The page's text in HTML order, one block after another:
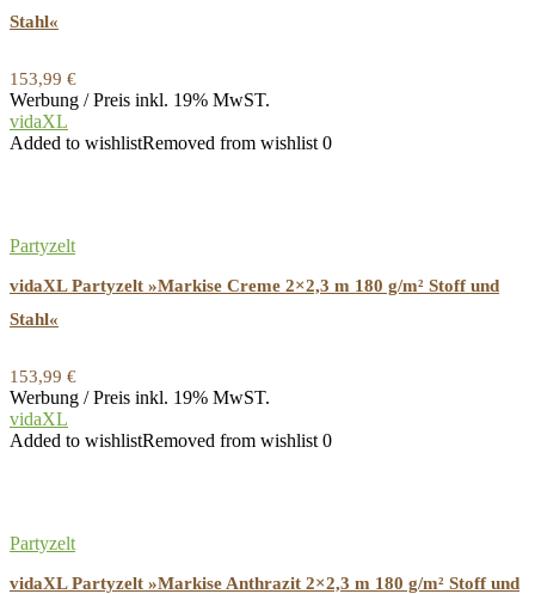
Stahl«
153,99 €
Werbung / Preis inkl. 19% MwST.
vidaXL
Added to wishlistRemoved from wishlist 0
Partyzelt
vidaXL Partyzelt »Markise Creme 2×2,3 m 180 g/m² Stoff und
Stahl«
153,99 €
Werbung / Preis inkl. 19% MwST.
vidaXL
Added to wishlistRemoved from wishlist 0
Partyzelt
vidaXL Partyzelt »Markise Anthrazit 2×2,3 m 180 g/m² Stoff und